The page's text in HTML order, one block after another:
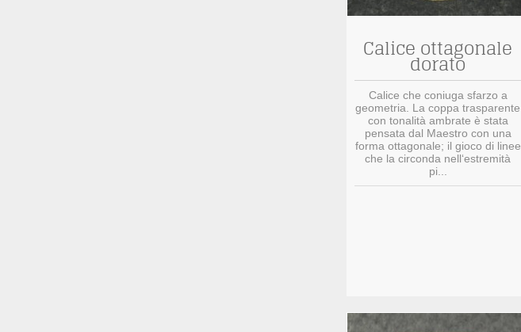
Calice ottagonale
dorato
Calice che coniuga sfarzo a
geometria. La coppa trasparente
con tonalità ambrate è stata
pensata dal Maestro con una
forma ottagonale; il gioco di linee
che la circonda nell‘estremità
pi...